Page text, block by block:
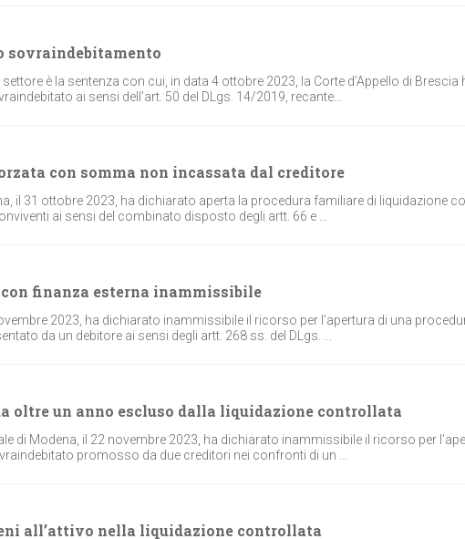
sovraindebitamento
è la sentenza con cui, in data 4 ottobre 2023, la Corte d’Appello di Brescia
ai sensi dell’art. 50 del DLgs. 14/2019, recante...
con somma non incassata dal creditore
il 31 ottobre 2023, ha dichiarato aperta la procedura familiare di liquidazione
ai sensi del combinato disposto degli artt. 66 e ...
finanza esterna inammissibile
2023, ha dichiarato inammissibile il ricorso per l’apertura di una
da un debitore ai sensi degli artt. 268 ss. del DLgs. ...
oltre un anno escluso dalla liquidazione controllata
di Modena, il 22 novembre 2023, ha dichiarato inammissibile il ricorso per
promosso da due creditori nei confronti di un ...
all’attivo nella liquidazione controllata